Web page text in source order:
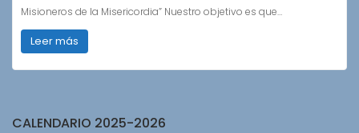
Misioneros de la Misericordia” Nuestro objetivo es que…
Leer más
CALENDARIO 2025-2026